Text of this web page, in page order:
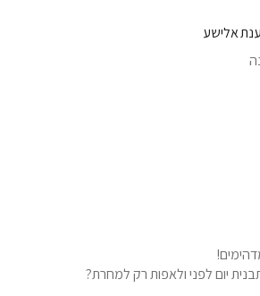
ענת אלישע
יום לפני ולאפות רק למחרת?